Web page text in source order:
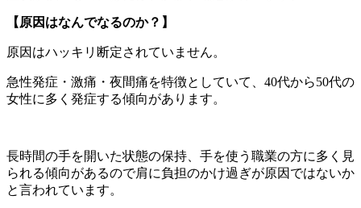
【原因はなんでなるのか？】
原因はハッキリ断定されていません。
急性発症・激痛・夜間痛を特徴としていて、40代から50代の
女性に多く発症する傾向があります。
長時間の手を開いた状態の保持、手を使う職業の方に多く見
られる傾向があるので肩に負担のかけ過ぎが原因ではないか
と言われています。